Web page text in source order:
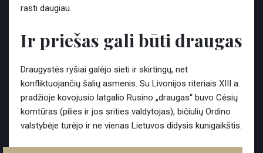
rasti daugiau.
Ir priešas gali būti draugas
Draugystės ryšiai galėjo sieti ir skirtingų, net
konfliktuojančių šalių asmenis. Su Livonijos riteriais XIII a.
pradžioje kovojusio latgalio Rusino „draugas“ buvo Cėsių
komtūras (pilies ir jos srities valdytojas), bičiulių Ordino
valstybėje turėjo ir ne vienas Lietuvos didysis kunigaikštis.